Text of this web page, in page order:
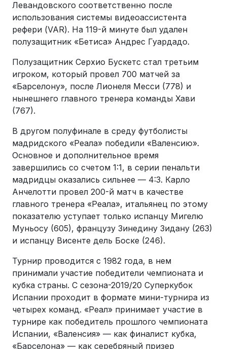
Левандовского соответственно после
использования системы видеоассистента
рефери (VAR). На 119-й минуте был удален
полузащитник «Бетиса» Андрес Гуардадо.
Полузащитник Серхио Бускетс стал третьим
игроком, который провел 700 матчей за
«Барселону», после Лионеля Месси (778) и
нынешнего главного тренера команды Хави
(767).
В другом полуфинале в среду футболисты
мадридского «Реала» победили «Валенсию».
Основное и дополнительное время
завершились со счетом 1:1, в серии пенальти
мадридцы оказались сильнее — 4:3. Карло
Анчелотти провел 200-й матч в качестве
главного тренера «Реала», итальянец по этому
показателю уступает только испанцу Мигелю
Муньосу (605), французу Зинедину Зидану (263)
и испанцу Висенте дель Боске (246).
Турнир проводится с 1982 года, в нем
принимали участие победители чемпионата и
кубка страны. С сезона-2019/20 Суперкубок
Испании проходит в формате мини-турнира из
четырех команд. «Реал» принимает участие в
турнире как победитель прошлого чемпионата
Испании, «Валенсия» — как финалист кубка,
«Барселона» — как серебряный призер